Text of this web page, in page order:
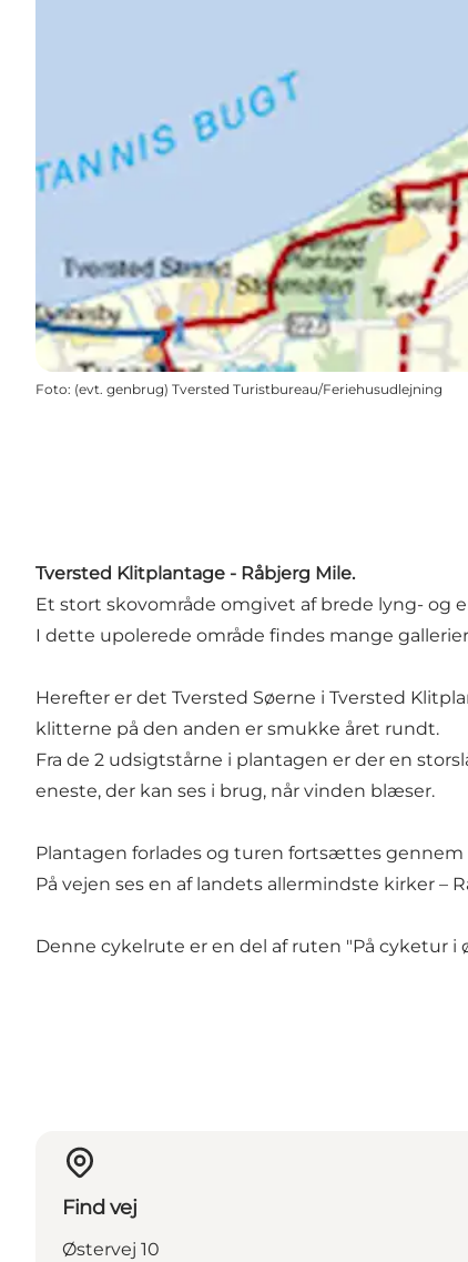
Foto: (evt. genbrug) Tversted Turistbureau/Feriehusudlejning
Tversted Klitplantage - Råbjerg Mile.
Et stort skovområde omgivet af brede lyng- og
I dette upolerede område findes mange
Herefter er det Tversted Søerne i Tversted
klitterne på den anden er smukke året rundt.
Fra de 2 udsigtstårne i plantagen er der en
eneste, der kan ses i brug, når vinden blæser.
Plantagen forlades og turen fortsættes
På vejen ses en af landets allermindste kirker –
Denne cykelrute er en del af ruten "På cyketur i
Find vej
Østervej 10